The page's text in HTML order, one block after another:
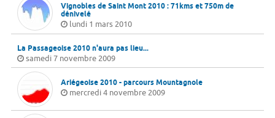
Vignobles de Saint Mont 2010 : 71kms et 750m de
dénivelé
lundi 1 mars 2010
La Passageoise 2010 n'aura pas lieu...
samedi 7 novembre 2009
Ariégeoise 2010 - parcours Mountagnole
mercredi 4 novembre 2009